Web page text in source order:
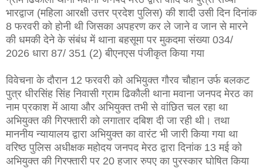
भारद्वाज (महिला आरक्षी उत्तर प्रदेश पुलिस) की शादी उसी दिन दिनांक
8 फरवरी को होनी थी जिसका अपहरण कर ले जाने व जान से मारने
की धमकी देने के संबंध में थाना बहसूमा पर मुकदमा संख्या 034/
2026 धारा 87/ 351 (2) बीएनएस पंजीकृत किया गया
विवेचना के दौरान 12 फरवरी को अभियुक्त गौरव चौहान उर्फ बलकट
पुत्र धीरसिंह सिंह निवासी ग्राम ढिकौली थाना मवाना जनपद मेरठ का
नाम प्रकाश में आया और अभियुक्त तभी से वांछित चल रहा था
अभियुक्त की गिरफ्तारी को लगातार दबिश दी जा रही थी। तथा
माननीय न्यायालय द्वारा अभियुक्त का वारंट भी जारी किया गया था
वरिष्ठ पुलिस अधीक्षक महोदय जनपद मेरठ द्वारा दिनांक 13 मई को
अभियुक्त की गिरफ्तारी पर 20 हजार रुपए का पुरस्कार घोषित किया